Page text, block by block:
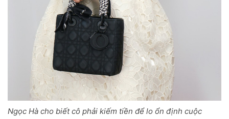
Ngọc Hà cho biết cô phải kiếm tiền để lo ổn định cuộc